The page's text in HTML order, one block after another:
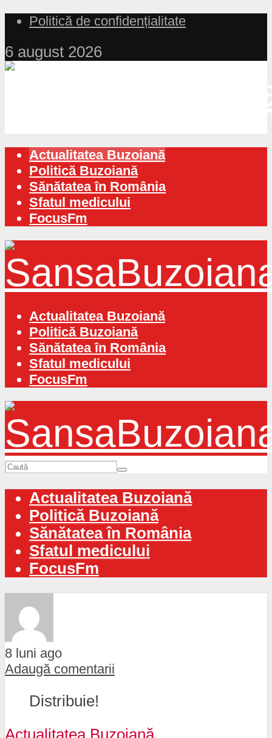
Politică de confidențialitate
6 august 2026
Actualitatea Buzoiană
Politică Buzoiană
Sănătatea în România
Sfatul medicului
FocusFm
Actualitatea Buzoiană
Politică Buzoiană
Sănătatea în România
Sfatul medicului
FocusFm
Actualitatea Buzoiană
Politică Buzoiană
Sănătatea în România
Sfatul medicului
FocusFm
8 luni ago
Adaugă comentarii
Distribuie!
Actualitatea Buzoiană